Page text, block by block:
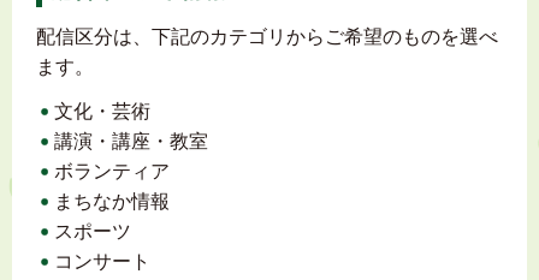
配信区分は、下記のカテゴリからご希望のものを選べ
ます。
文化・芸術
講演・講座・教室
ボランティア
まちなか情報
スポーツ
コンサート